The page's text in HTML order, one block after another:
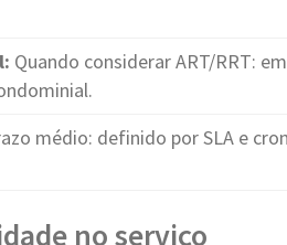
Quando considerar ART/RRT:
médio: definido por SLA e
no serviço